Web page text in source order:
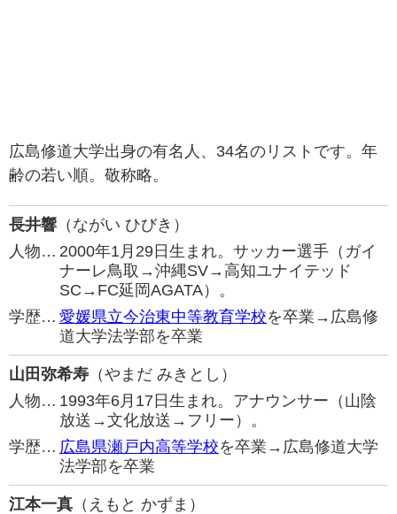
広島修道大学出身の有名人、34名のリストです。年
齢の若い順。敬称略。
長井響 （ながい ひびき）
人物… 2000年1月29日生まれ。サッカー選手（ガイ
ナーレ鳥取→沖縄SV→高知ユナイテッド
SC→FC延岡AGATA）。
学歴… 愛媛県立今治東中等教育学校を卒業→広島修
道大学法学部を卒業
山田弥希寿 （やまだ みきとし）
人物… 1993年6月17日生まれ。アナウンサー（山陰
放送→文化放送→フリー）。
学歴… 広島県瀬戸内高等学校を卒業→広島修道大学
法学部を卒業
江本一真 （えもと かずま）